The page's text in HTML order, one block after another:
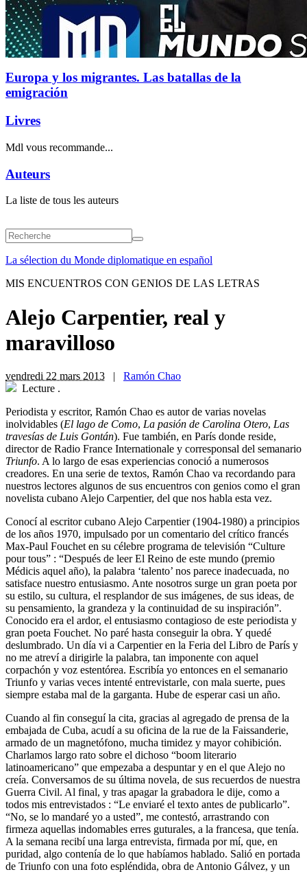
Europa y los migrantes. Las batallas de la
emigración
Livres
Mdl vous recommande...
Auteurs
La liste de tous les auteurs
La sélection du Monde diplomatique en español
MIS ENCUENTROS CON GENIOS DE LAS LETRAS
Alejo Carpentier, real y
maravilloso
vendredi 22 mars 2013 | Ramón Chao
Lecture .
Periodista y escritor, Ramón Chao es autor de varias novelas
inolvidables (El lago de Como, La pasión de Carolina Otero, Las
travesías de Luis Gontán). Fue también, en París donde reside,
director de Radio France Internationale y corresponsal del semanario
Triunfo. A lo largo de esas experiencias conoció a numerosos
creadores. En una serie de textos, Ramón Chao va recordando para
nuestros lectores algunos de sus encuentros con genios como el gran
novelista cubano Alejo Carpentier, del que nos habla esta vez.
Conocí al escritor cubano Alejo Carpentier (1904-1980) a principios
de los años 1970, impulsado por un comentario del crítico francés
Max-Paul Fouchet en su célebre programa de televisión “Culture
pour tous” : “Después de leer El Reino de este mundo (premio
Médicis aquel año), la palabra ‘talento’ nos parece inadecuada, no
satisface nuestro entusiasmo. Ante nosotros surge un gran poeta por
su estilo, su cultura, el resplandor de sus imágenes, de sus ideas, de
su pensamiento, la grandeza y la continuidad de su inspiración”.
Conocido era el ardor, el entusiasmo contagioso de este periodista y
gran poeta Fouchet. No paré hasta conseguir la obra. Y quedé
deslumbrado. Un día vi a Carpentier en la Feria del Libro de París y
no me atreví a dirigirle la palabra, tan imponente con aquel
corpachón y voz estentórea. Escribía yo entonces en el semanario
Triunfo y varias veces intenté entrevistarle, con mala suerte, pues
siempre estaba mal de la garganta. Hube de esperar casi un año.
Cuando al fin conseguí la cita, gracias al agregado de prensa de la
embajada de Cuba, acudí a su oficina de la rue de la Faissanderie,
armado de un magnetófono, mucha timidez y mayor cohibición.
Charlamos largo rato sobre el dichoso “boom literario
latinoamericano” que empezaba a despuntar y en el que Alejo no
creía. Conversamos de su última novela, de sus recuerdos de nuestra
Guerra Civil. Al final, y tras apagar la grabadora le dije, como a
todos mis entrevistados : “Le enviaré el texto antes de publicarlo”.
“No, se lo mandaré yo a usted”, me contestó, arrastrando con
firmeza aquellas indomables erres guturales, a la francesa, que tenía.
A la semana recibí una larga entrevista, firmada por mí, que, en
puridad, algo contenía de lo que habíamos hablado. Salió en portada
de Triunfo con una foto espléndida, obra de Antonio Gálvez, y un